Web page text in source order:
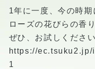
1年に一度、今の時
ローズの花びらの香
ぜひ、お試しください
https://
1